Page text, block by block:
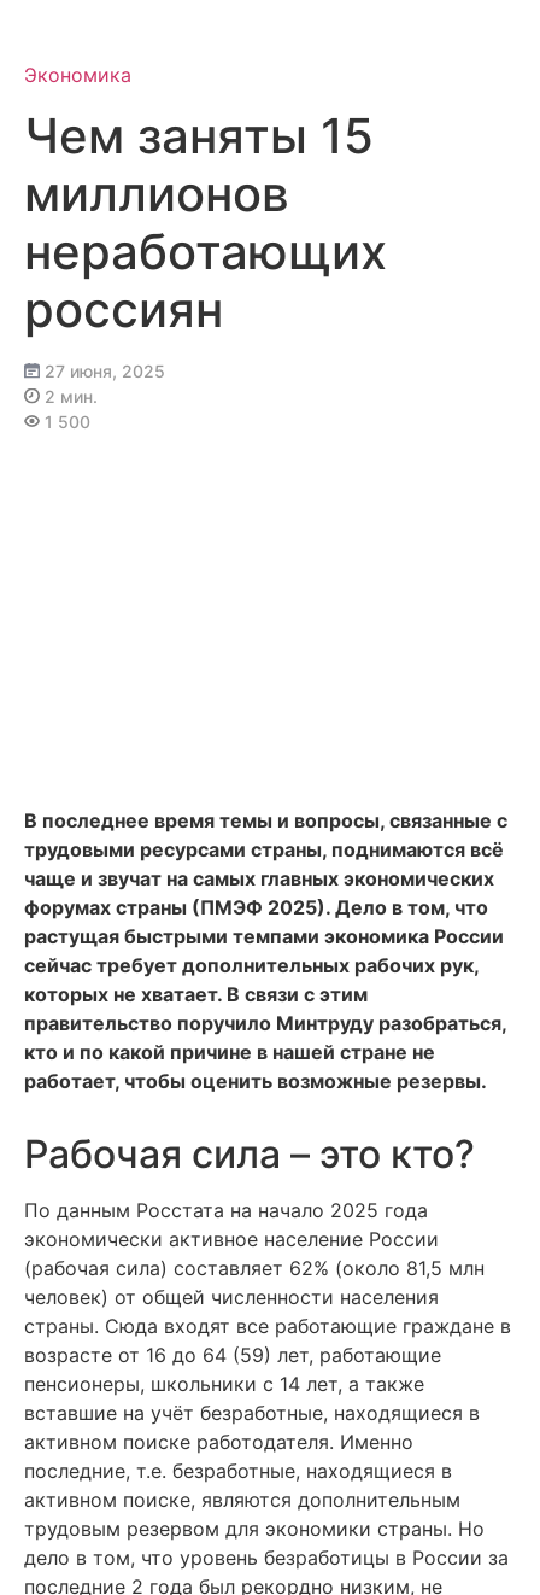
содержимому
Экономика
Чем заняты 15
миллионов
неработающих
россиян
27 июня, 2025
2 мин.
1 500
В последнее время темы и вопросы, связанные с
трудовыми ресурсами страны, поднимаются всё
чаще и звучат на самых главных экономических
форумах страны (ПМЭФ 2025). Дело в том, что
растущая быстрыми темпами экономика России
сейчас требует дополнительных рабочих рук,
которых не хватает. В связи с этим
правительство поручило Минтруду разобраться,
кто и по какой причине в нашей стране не
работает, чтобы оценить возможные резервы.
Рабочая сила – это кто?
По данным Росстата на начало 2025 года
экономически активное население России
(рабочая сила) составляет 62% (около 81,5 млн
человек) от общей численности населения
страны. Сюда входят все работающие граждане в
возрасте от 16 до 64 (59) лет, работающие
пенсионеры, школьники с 14 лет, а также
вставшие на учёт безработные, находящиеся в
активном поиске работодателя. Именно
последние, т.е. безработные, находящиеся в
активном поиске, являются дополнительным
трудовым резервом для экономики страны. Но
дело в том, что уровень безработицы в России за
последние 2 года был рекордно низким, не